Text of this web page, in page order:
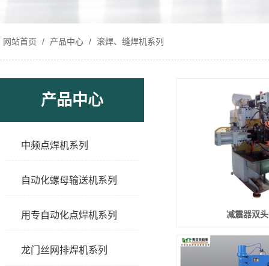
网站首页 / 产品中心 / 滚焊、缝焊机系列
产品中心
中频点焊机系列
自动化螺母输送机系列
用专自动化点焊机系列
龙门丝网排焊机系列
减震器双